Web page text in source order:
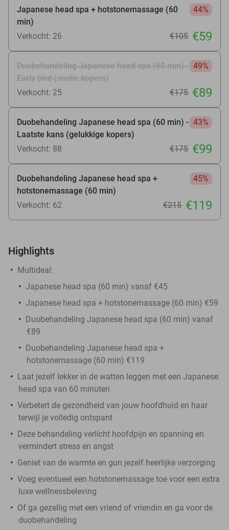
Japanese head spa + hotstonemassage (60
min)
44%
Verkocht: 26 €105 €59
Duobehandeling Japanese head spa (60 min) -
Early bird (snelle kopers)
49%
Verkocht: 25 €175 €89
Duobehandeling Japanese head spa (60 min) -
Laatste kans (gelukkige kopers)
43%
Verkocht: 88 €175 €99
Duobehandeling Japanese head spa +
hotstonemassage (60 min)
45%
Verkocht: 62 €215 €119
Highlights
Multideal:
Japanese head spa (60 min) vanaf €45
Japanese head spa + hotstonemassage (60 min) €59
Duobehandeling Japanese head spa (60 min) vanaf
€89
Duobehandeling Japanese head spa +
hotstonemassage (60 min) €119
Laat jezelf lekker in de watten leggen met een Japanese
head spa van 60 minuten
Verbetert de gezondheid van jouw hoofdhuid en haar
terwijl je volledig ontspant
Deze behandeling verlicht hoofdpijn en spanning en
vermindert stress en angst
Geniet van de warmte en gun jezelf heerlijke verzorging
Voeg eventueel een hotstonemassage toe voor een extra
luxe wellnessbeleving
Of ga gezellig met een vriend of vriendin en ga voor de
duobehandeling